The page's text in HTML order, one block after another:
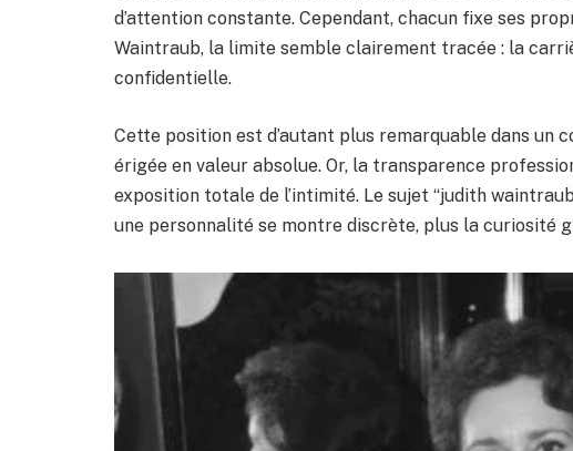
d’attention constante. Cependant, chacun fixe ses
Waintraub, la limite semble clairement tracée : la
confidentielle.
Cette position est d’autant plus remarquable dans un
érigée en valeur absolue. Or, la transparence
exposition totale de l’intimité. Le sujet “judith
une personnalité se montre discrète, plus la curiosité